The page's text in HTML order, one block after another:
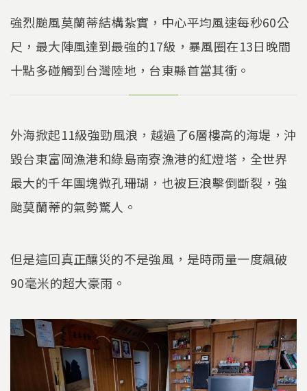
強烈颱風莫蘭蒂結構紮實，中心平均風速每秒60公
尺，最大陣風達到最強的17級，暴風圈在13日晚間
十點多碰觸到台灣陸地，台東縣首當其衝。
外海掀起11級強勁風浪，越過了6層樓高的海堤，沖
毀台東富岡漁港和綠島南寮漁港的紅燈塔，全世界
最大的千年團塊微孔珊瑚，也被巨浪擊倒斷裂，強
颱莫蘭蒂的氣勢驚人。
但是這回真正釀災的不是強風，是時雨量一度飆破
90毫米的超大豪雨。